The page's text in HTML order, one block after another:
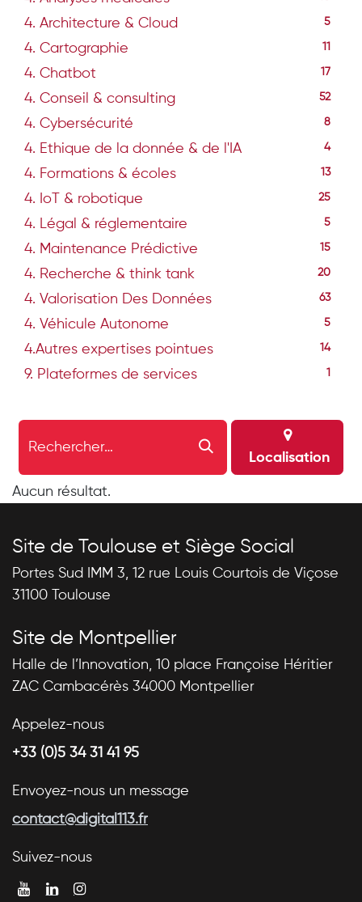
4. Architecture & Cloud 5
4. Cartographie
4. Chatbot 17
4. Conseil & consulting 52
4. Cybersécurité 8
4. Ethique de la donnée & de l'IA 4
4. Formations & écoles 13
4. IoT & robotique 25
4. Légal & réglementaire 5
4. Maintenance Prédictive 15
4. Recherche & think tank 20
4. Valorisation Des Données 63
4. Véhicule Autonome 5
4.Autres expertises pointues 14
9. Plateformes de services
Localisation
Aucun résultat.
Site de Toulouse et Siège Social
Portes Sud IMM 3, 12 rue Louis Courtois de Viçose
31100 Toulouse
Site de Montpellier
Halle de l’Innovation, 10 place Françoise Héritier
ZAC Cambacérès 34000 Montpellier
Appelez-nous
+33 (0)5 34 31 41 95
Envoyez-nous un message
contact@digital113.fr
Suivez-nous